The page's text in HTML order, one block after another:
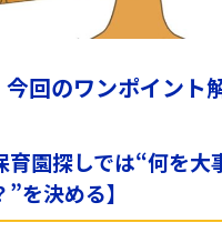
今回のワンポイント
育園探しでは“何を大
”を決める】